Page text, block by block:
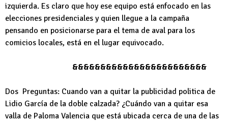
izquierda. Es claro que hoy ese equipo está enfocado en las
elecciones presidenciales y quien llegue a la campaña
pensando en posicionarse para el tema de aval para los
comicios locales, está en el lugar equivocado.
&&&&&&&&&&&&&&&&&&&&&&&&
Dos Preguntas: Cuando van a quitar la publicidad politica de
Lidio García de la doble calzada? ¿Cuándo van a quitar esa
valla de Paloma Valencia que está ubicada cerca de una de las